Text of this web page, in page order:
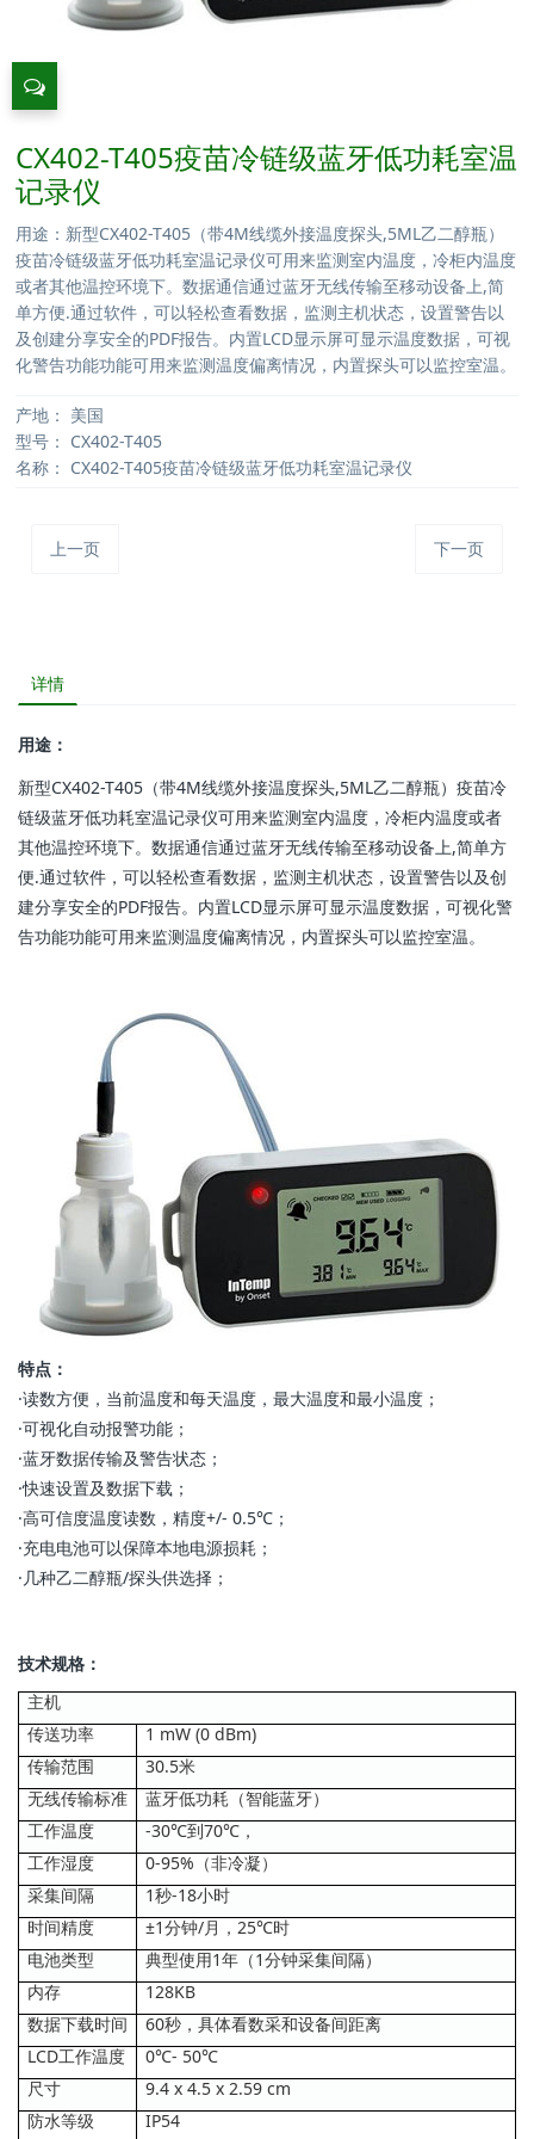
CX402-T405疫苗冷链级蓝牙低功耗室温
记录仪
用途：新型CX402-T405（带4M线缆外接温度探头,5ML乙二醇瓶）
疫苗冷链级蓝牙低功耗室温记录仪可用来监测室内温度，冷柜内温度
或者其他温控环境下。数据通信通过蓝牙无线传输至移动设备上,简
单方便.通过软件，可以轻松查看数据，监测主机状态，设置警告以
及创建分享安全的PDF报告。内置LCD显示屏可显示温度数据，可视
化警告功能功能可用来监测温度偏离情况，内置探头可以监控室温。
产地： 美国
型号： CX402-T405
名称： CX402-T405疫苗冷链级蓝牙低功耗室温记录仪
上一页 下一页
详情
用途：
新型CX402-T405（带4M线缆外接温度探头,5ML乙二醇瓶）疫苗冷
链级蓝牙低功耗室温记录仪可用来监测室内温度，冷柜内温度或者
其他温控环境下。数据通信通过蓝牙无线传输至移动设备上,简单方
便.通过软件，可以轻松查看数据，监测主机状态，设置警告以及创
建分享安全的PDF报告。内置LCD显示屏可显示温度数据，可视化警
告功能功能可用来监测温度偏离情况，内置探头可以监控室温。
特点：
·读数方便，当前温度和每天温度，最大温度和最小温度；
·可视化自动报警功能；
·蓝牙数据传输及警告状态；
·快速设置及数据下载；
·高可信度温度读数，精度+/- 0.5℃；
·充电电池可以保障本地电源损耗；
·几种乙二醇瓶/探头供选择；
技术规格：
主机
传送功率
1 mW (0 dBm)
传输范围
30.5米
无线传输标准
蓝牙低功耗（智能蓝牙）
工作温度
-30℃到70℃，
工作湿度
0-95%（非冷凝）
采集间隔
1秒-18小时
时间精度
±1分钟/月，25℃时
电池类型
典型使用1年（1分钟采集间隔）
内存
128KB
数据下载时间
60秒，具体看数采和设备间距离
LCD工作温度
0℃- 50℃
尺寸
9.4 x 4.5 x 2.59 cm
防水等级
IP54